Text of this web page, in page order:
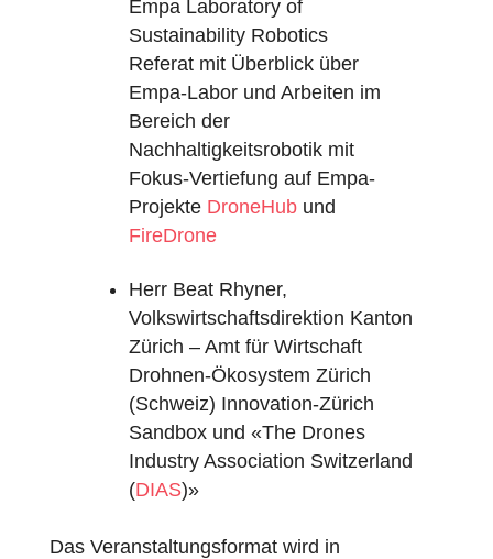
Empa Laboratory of
Sustainability Robotics
Referat mit Überblick über
Empa-Labor und Arbeiten im
Bereich der
Nachhaltigkeitsrobotik mit
Fokus-Vertiefung auf Empa-
Projekte DroneHubund
FireDrone
Herr Beat Rhyner,
Volkswirtschaftsdirektion Kanton
Zürich – Amt für Wirtschaft
Drohnen-Ökosystem Zürich
(Schweiz) Innovation-Zürich
Sandbox und «The Drones
Industry Association Switzerland
(DIAS)»
Das Veranstaltungsformat wird in